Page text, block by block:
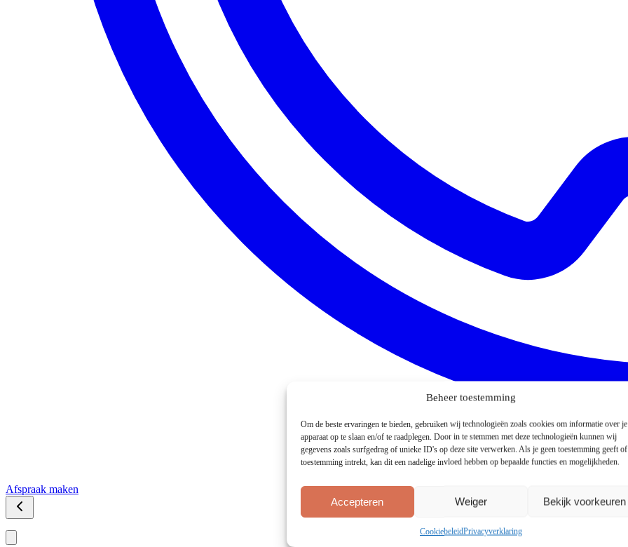
Beheer toestemming
Om de beste ervaringen te bieden, gebruiken wij technologieën zoals cookies om informatie over je
apparaat op te slaan en/of te raadplegen. Door in te stemmen met deze technologieën kunnen wij
gegevens zoals surfgedrag of unieke ID's op deze site verwerken. Als je geen toestemming geeft
toestemming intrekt, kan dit een nadelige invloed hebben op bepaalde functies en mogelijkheden.
Accepteren Weiger Bekijk voorkeuren
CookiebeleidPrivacyverklaring
Afspraak maken